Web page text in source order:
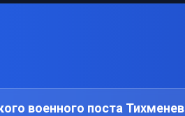
военного поста